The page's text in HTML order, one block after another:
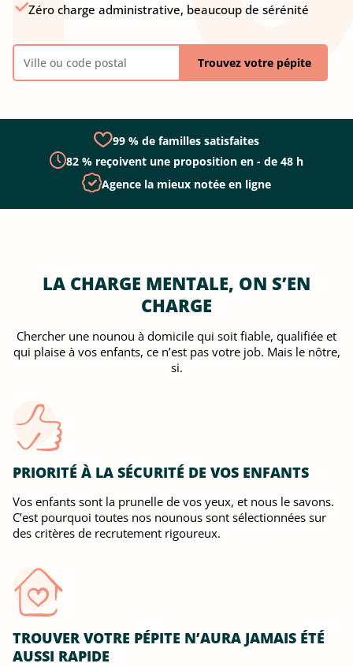
Zéro charge administrative, beaucoup de sérénité
Trouvez votre pépite
99 % de familles satisfaites
82 % reçoivent une proposition en - de 48 h
Agence la mieux notée en ligne
LA CHARGE MENTALE, ON S’EN
CHARGE
Chercher une nounou à domicile qui soit fiable, qualifiée et
qui plaise à vos enfants, ce n’est pas votre job. Mais le nôtre,
si.
PRIORITÉ À LA SÉCURITÉ DE VOS ENFANTS
Vos enfants sont la prunelle de vos yeux, et nous le savons.
C’est pourquoi toutes nos nounous sont sélectionnées sur
des critères de recrutement rigoureux.
TROUVER VOTRE PÉPITE N’AURA JAMAIS ÉTÉ
AUSSI RAPIDE